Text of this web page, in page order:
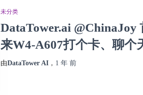
未分类
DataTower.ai @ChinaJoy
来W4-A607打个卡、聊个
由DataTower AI ， 1 年 前